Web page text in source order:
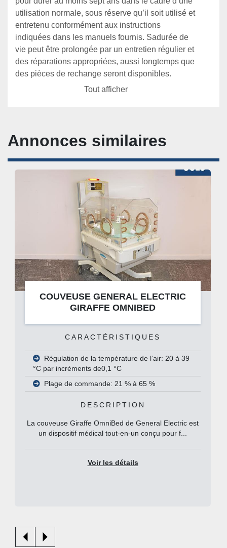
utilisation normale, sous réserve qu’il soit utilisé et
entretenu conformément aux instructions
indiquées dans les manuels fournis. Sadurée de
vie peut être prolongée par un entretien régulier et
des réparations appropriées, aussi longtemps que
des pièces de rechange seront disponibles.
Performances du lit fermé, mode incubateur :
•
<10 minutes à partirde%en
dessous du point de consigne en mode Whisper
Quiet
• Reprise après ouverture d’un hublot : ≤ 5
minutes aprèsfermeture duhublot jusqu’à 5 % sous
le point de consigne
Précision de 5 % Pression d’entrée maximale
de 620 kPa (90 psi) Performances de
Tout afficher
Annonces similaires
COUVEUSE GENERAL ELECTRIC
GIRAFFE OMNIBED
CARACTÉRISTIQUES
Régulation de la température de l’air: 20 à 39
°C par incréments de0,1 °C
Plage de commande: 21 % à 65 %
DESCRIPTION
La couveuse Giraffe OmniBed de General Electric est
un dispositif médical tout-en-un conçu pour f...
Voir les détails